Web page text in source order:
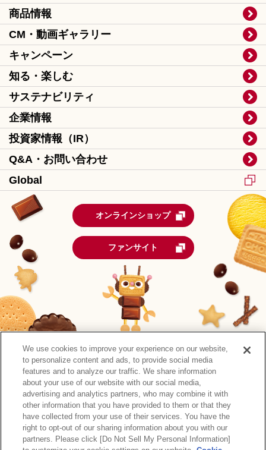
商品情報
CM・動画ギャラリー
キャンペーン
知る・楽しむ
サステナビリティ
企業情報
投資家情報（IR）
Q&A・お問い合わせ
Global
オンラインショップ
ファンサイト
森永製菓公式アカウント一覧
サイトマップ RSSの配信について
プライバシーポリシー
ウェブアクセシビリティ
ご利用規約 リンク
We use cookies to improve your experience on our website,
to personalize content and ads, to provide social media
features and to analyze our traffic. We share information
about your use of our website with our social media,
advertising and analytics partners, who may combine it with
other information that you have provided to them or that they
have collected from your use of their services. You have the
right to opt-out of our sharing information about you with our
partners. Please click [Do Not Sell My Personal Information]